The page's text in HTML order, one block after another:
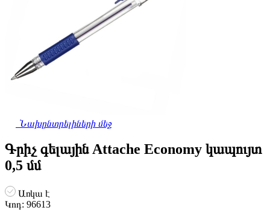
Նախընտրելիների մեջ
Գրիչ գելային Attache Economy կապույտ
0,5 մմ
Առկա է
Կոդ: 96613